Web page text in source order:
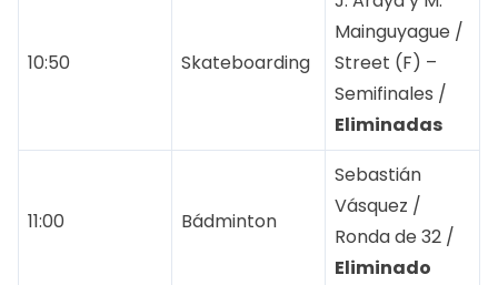
10:50 Skateboarding
Mainguyague /
Street (F) –
Semifinales /
Eliminadas
11:00 Bádminton
Sebastián
Vásquez /
Ronda de 32 /
Eliminado